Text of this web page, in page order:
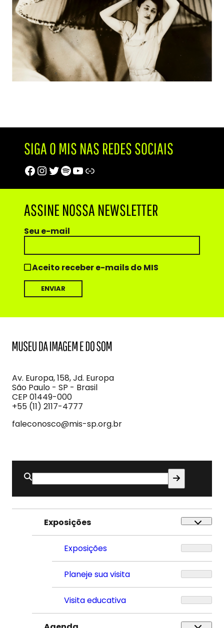
SIGA O MIS NAS REDES SOCIAIS
Facebook
Instagram
Twitter
Spotify
Youtube
Trip Advisor
ASSINE NOSSA NEWSLETTER
Seu e-mail
Aceito receber e-mails do MIS
Imagem
e
do
Som
Av. Europa, 158, Jd. Europa
São Paulo - SP - Brasil
CEP 01449-000
+55 (11) 2117-4777
faleconosco@mis-sp.org.br
Buscar
por:
Exposições
Exposições
Planeje sua visita
Visita educativa